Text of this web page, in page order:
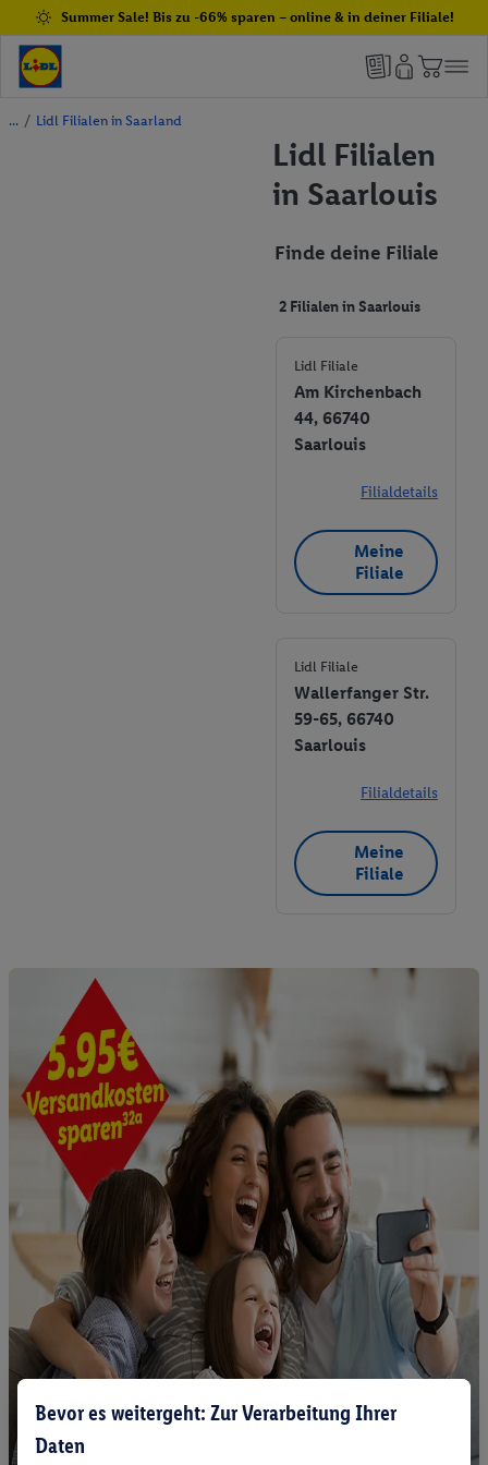
Summer Sale! Bis zu -66% sparen – online & in deiner Filiale!
/ Lidl Filialen in Saarland
Lidl Filialen
in Saarlouis
Finde deine Filiale
2 Filialen in Saarlouis
Lidl Filiale
Am Kirchenbach
44, 66740
Saarlouis
Filialdetails
Meine
Filiale
Lidl Filiale
Wallerfanger Str.
59-65, 66740
Saarlouis
Filialdetails
Meine
Filiale
Bevor es weitergeht: Zur Verarbeitung Ihrer
Daten